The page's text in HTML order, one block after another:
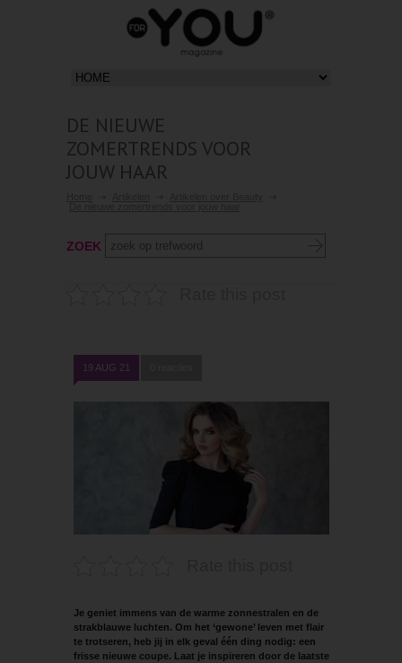
DE NIEUWE
ZOMERTRENDS VOOR
JOUW HAAR
ZOEK
19 AUG 21
Je geniet immens van de warme zonnestralen en de
strakblauwe luchten. Om het ‘gewone’ leven met flair
te trotseren, heb jij in elk geval één ding nodig: een
frisse nieuwe coupe. Laat je inspireren door de laatste